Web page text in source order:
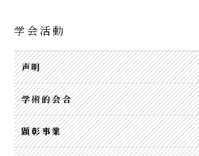
学会活動
声明
学術的会合
顕彰事業